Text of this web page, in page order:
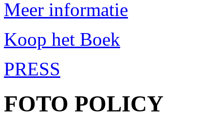
Meer informatie
Koop het Boek
PRESS
FOTO POLICY